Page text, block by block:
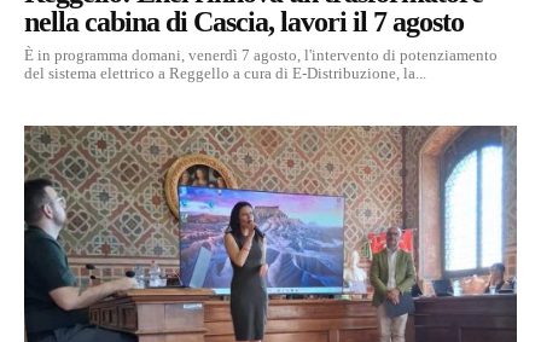
nella cabina di Cascia, lavori il 7 agosto
È in programma domani, venerdì 7 agosto, l'intervento di potenziamento
del sistema elettrico a Reggello a cura di E-Distribuzione, la...